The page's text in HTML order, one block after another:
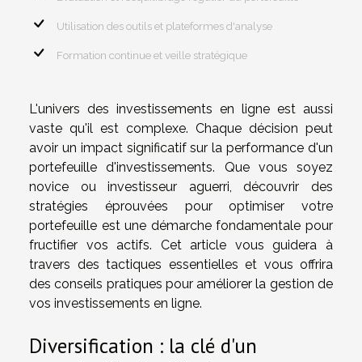
Utilisation des outils et plateformes d'analyse
Formation continue et veille stratégique
L'univers des investissements en ligne est aussi
vaste qu'il est complexe. Chaque décision peut
avoir un impact significatif sur la performance d'un
portefeuille d'investissements. Que vous soyez
novice ou investisseur aguerri, découvrir des
stratégies éprouvées pour optimiser votre
portefeuille est une démarche fondamentale pour
fructifier vos actifs. Cet article vous guidera à
travers des tactiques essentielles et vous offrira
des conseils pratiques pour améliorer la gestion de
vos investissements en ligne.
Diversification : la clé d'un